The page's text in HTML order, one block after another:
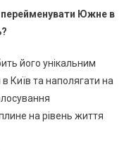
перейменувати Южне в
його унікальним
Київ та наполягати на
на рівень життя